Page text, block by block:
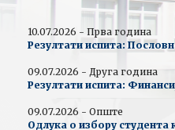
10.07.2026 - Прва година
Резултати испита:
09.07.2026 - Друга година
Резултати испита:
09.07.2026 - Опште
Одлука о избору студента